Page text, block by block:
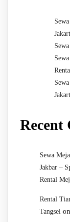
Recent
Sewa
Jakbar –
Rental
Rental
Tangsel on